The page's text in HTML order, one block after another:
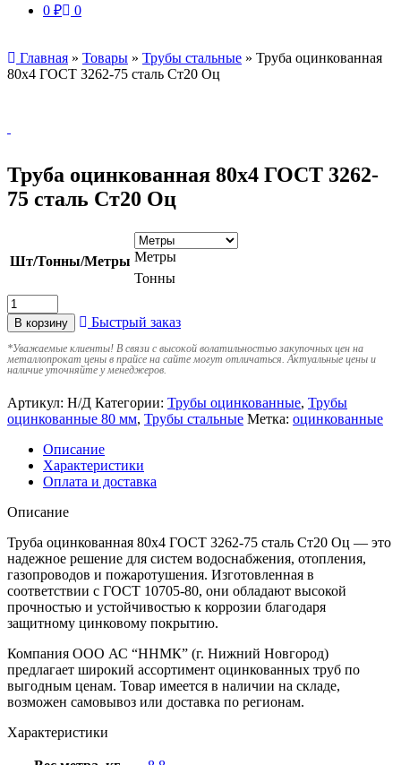
0 ₽ 0
Главная » Товары » Трубы стальные » Труба оцинкованная
80х4 ГОСТ 3262-75 сталь Ст20 Оц
Труба оцинкованная 80х4 ГОСТ 3262-
75 сталь Ст20 Оц
Шт/Тонны/Метры Метры
Тонны
В корзину Быстрый заказ
*Уважаемые клиенты! В связи с высокой волатильностью закупочных цен на
металлопрокат цены в прайсе на сайте могут отличаться. Актуальные цены и
наличие уточняйте у менеджеров.
Артикул: Н/Д Категории: Трубы оцинкованные, Трубы
оцинкованные 80 мм, Трубы стальные Метка: оцинкованные
Описание
Характеристики
Оплата и доставка
Описание
Труба оцинкованная 80х4 ГОСТ 3262-75 сталь Ст20 Оц — это
надежное решение для систем водоснабжения, отопления,
газопроводов и пожаротушения. Изготовленная в
соответствии с ГОСТ 10705-80, они обладают высокой
прочностью и устойчивостью к коррозии благодаря
защитному цинковому покрытию.
Компания ООО АС “ННМК” (г. Нижний Новгород)
предлагает широкий ассортимент оцинкованных труб по
выгодным ценам. Товар имеется в наличии на складе,
возможен самовывоз или доставка по регионам.
Характеристики